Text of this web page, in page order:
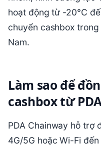
hoạt động từ -20°C
chuyển cashbox
Nam.
Làm sao để
cashbox từ
PDA Chainway hỗ trợ
4G/5G hoặc Wi-Fi